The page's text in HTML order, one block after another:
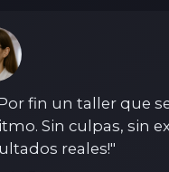
fin un taller que
Sin culpas, sin
reales!"